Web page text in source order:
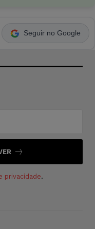
Seguir no Google
privacidade.